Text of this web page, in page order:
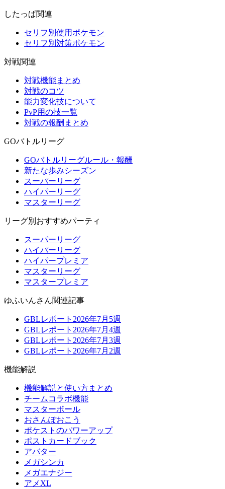
したっぱ関連
セリフ別使用ポケモン
セリフ別対策ポケモン
対戦関連
対戦機能まとめ
対戦のコツ
能力変化技について
PvP用の技一覧
対戦の報酬まとめ
GOバトルリーグ
GOバトルリーグルール・報酬
新たな歩みシーズン
スーパーリーグ
ハイパーリーグ
マスターリーグ
リーグ別おすすめパーティ
スーパーリーグ
ハイパーリーグ
ハイパープレミア
マスターリーグ
マスタープレミア
ゆふいんさん関連記事
GBLレポート2026年7月5週
GBLレポート2026年7月4週
GBLレポート2026年7月3週
GBLレポート2026年7月2週
機能解説
機能解説と使い方まとめ
チームコラボ機能
マスターボール
おさんぽおこう
ポケストのパワーアップ
ポストカードブック
アバター
メガシンカ
メガエナジー
アメXL